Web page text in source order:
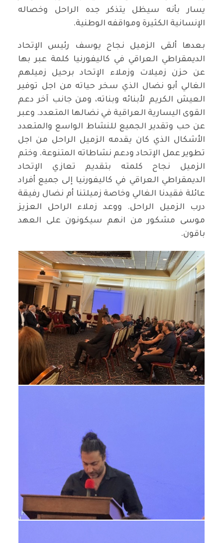
يسار بأنه سيظل يتذكر جده الراحل وخصاله
الإنسانية الكثيرة ومواقفه الوطنية.
بعدها ألقى الزميل نجاح يوسف رئيس الإتحاد
الديمقراطي العراقي في كاليفورنيا كلمة عبر بها
عن حزن زميلات وزملاء الإتحاد برحيل زميلهم
الغالي أبو نضال الذي سخر حياته من اجل توفير
العيش الكريم لأبنائه وبناته، ومن جانب آخر دعم
القوى اليسارية العراقية في نضالها المتعدد. وعبر
عن حب وتقدير الجميع للنشاط الواسع والمتعدد
الأشكال الذي كان يقدمه الزميل الراحل من اجل
تطوير عمل الإتحاد ودعم نشاطاته المتنوعة. وختم
الزميل نجاح كلمته بتقديم تعازي الإتحاد
الديمقراطي العراقي في كاليفورنيا إلى جميع أفراد
عائلة فقيدنا الغالي وخاصة زميلتنا أم نضال رفيقة
درب الزميل الراحل. ووعد زملاء الراحل العزيز
موسى مشكور من انهم سيكونون على العهد
باقون.